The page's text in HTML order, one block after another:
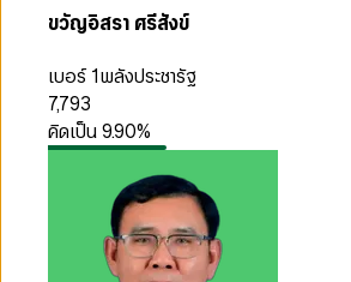
ขวัญอิสรา ศรีสังข์
เบอร์ 1พลังประชารัฐ
7,793
คิดเป็น9.90%